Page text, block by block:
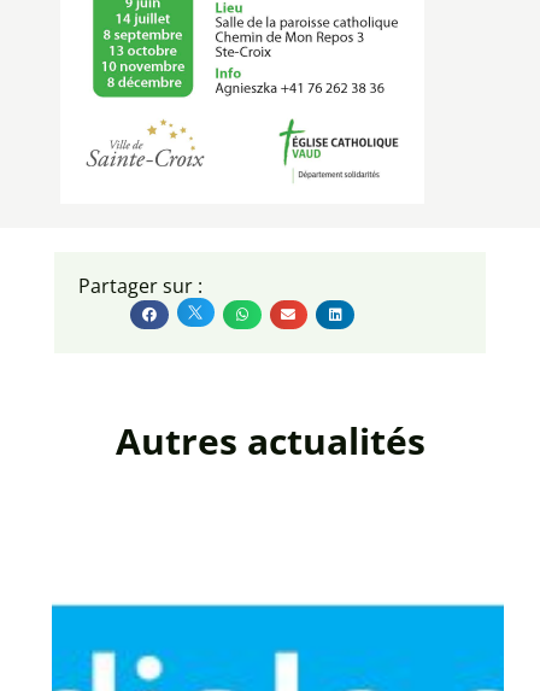
Partager sur :
Autres actualités